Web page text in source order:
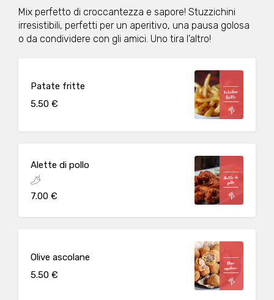
Mix perfetto di croccantezza e sapore! Stuzzichini
irresistibili, perfetti per un aperitivo, una pausa golosa
o da condividere con gli amici. Uno tira l’altro!
Patate fritte
5.50 €
Alette di pollo
7.00 €
Olive ascolane
5.50 €